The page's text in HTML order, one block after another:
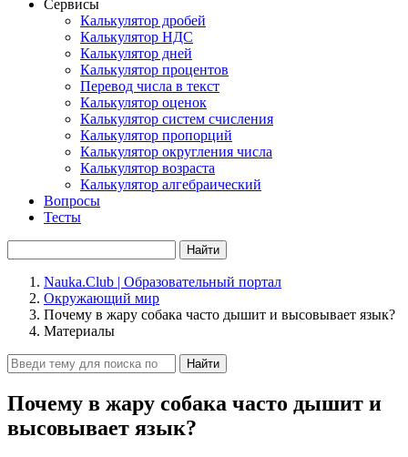
Сервисы
Калькулятор дробей
Калькулятор НДС
Калькулятор дней
Калькулятор процентов
Перевод числа в текст
Калькулятор оценок
Калькулятор систем счисления
Калькулятор пропорций
Калькулятор округления числа
Калькулятор возраста
Калькулятор алгебраический
Вопросы
Тесты
Найти
Nauka.Club | Образовательный портал
Окружающий мир
Почему в жару собака часто дышит и высовывает язык?
Материалы
Найти
Почему в жару собака часто дышит и
высовывает язык?